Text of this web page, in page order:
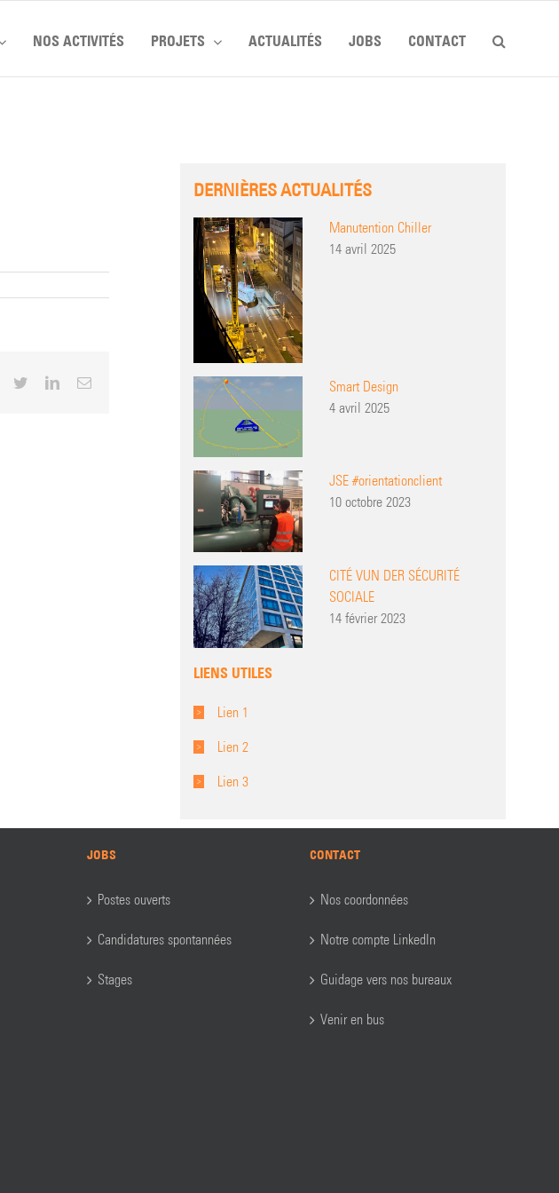
NOS ACTIVITÉS PROJETS ACTUALITÉS JOBS CONTACT
Facebook
TwitterLinkedInEmail
DERNIÈRES ACTUALITÉS
Manutention Chiller
14 avril 2025
Smart Design
4 avril 2025
JSE #orientationclient
10 octobre 2023
CITÉ VUN DER SÉCURITÉ
SOCIALE
14 février 2023
LIENS UTILES
Lien 1
Lien 2
Lien 3
JOBS
Postes ouverts
Candidatures spontannées
Stages
CONTACT
Nos coordonnées
Notre compte LinkedIn
Guidage vers nos bureaux
Venir en bus